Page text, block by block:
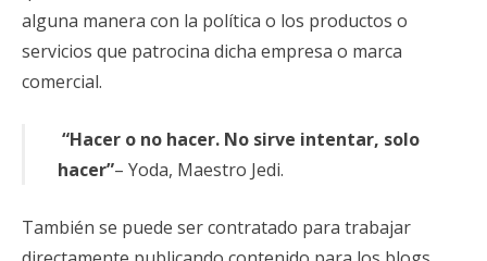
alguna manera con la política o los productos o
servicios que patrocina dicha empresa o marca
comercial.
“Hacer o no hacer. No sirve intentar, solo
hacer”– Yoda, Maestro Jedi.
También se puede ser contratado para trabajar